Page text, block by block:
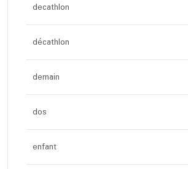
decathlon
décathlon
demain
dos
enfant